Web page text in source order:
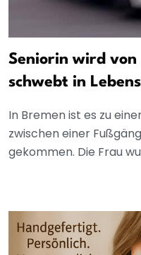
Seniorin wird von
schwebt in
In Bremen ist es zu
zwischen einer
gekommen. Die Frau